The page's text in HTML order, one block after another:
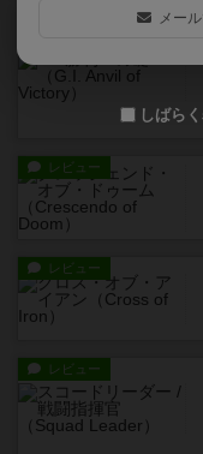
レビュー
レビュー
レビュー
メー
しばら